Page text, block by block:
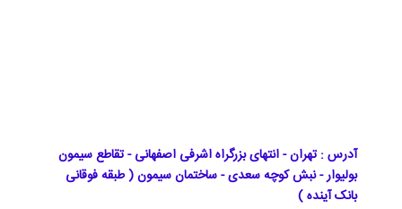
آدرس : تهران - انتهای بزرگراه اشرفی اصفهانی - تقاطع سیمون
بولیوار - نبش کوچه سعدی - ساختمان سیمون ( طبقه فوقانی
بانک آینده )